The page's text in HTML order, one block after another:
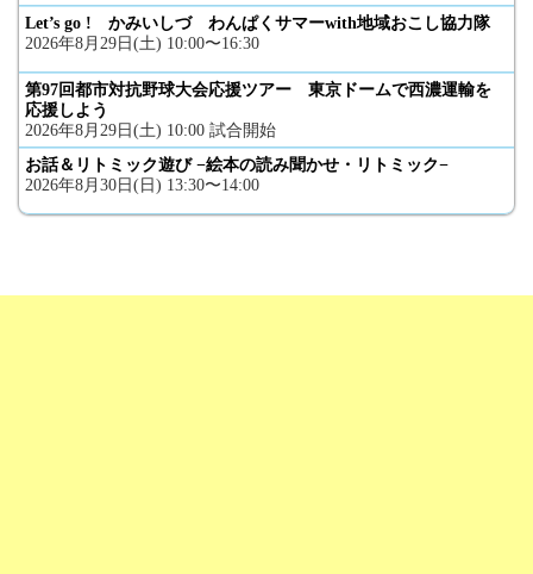
Let’s go ! かみいしづ わんぱくサマーwith地域おこし協力隊
2026年8月29日(土) 10:00〜16:30
第97回都市対抗野球大会応援ツアー 東京ドームで西濃運輸を
応援しよう
2026年8月29日(土) 10:00 試合開始
お話＆リトミック遊び −絵本の読み聞かせ・リトミック−
2026年8月30日(日) 13:30〜14:00